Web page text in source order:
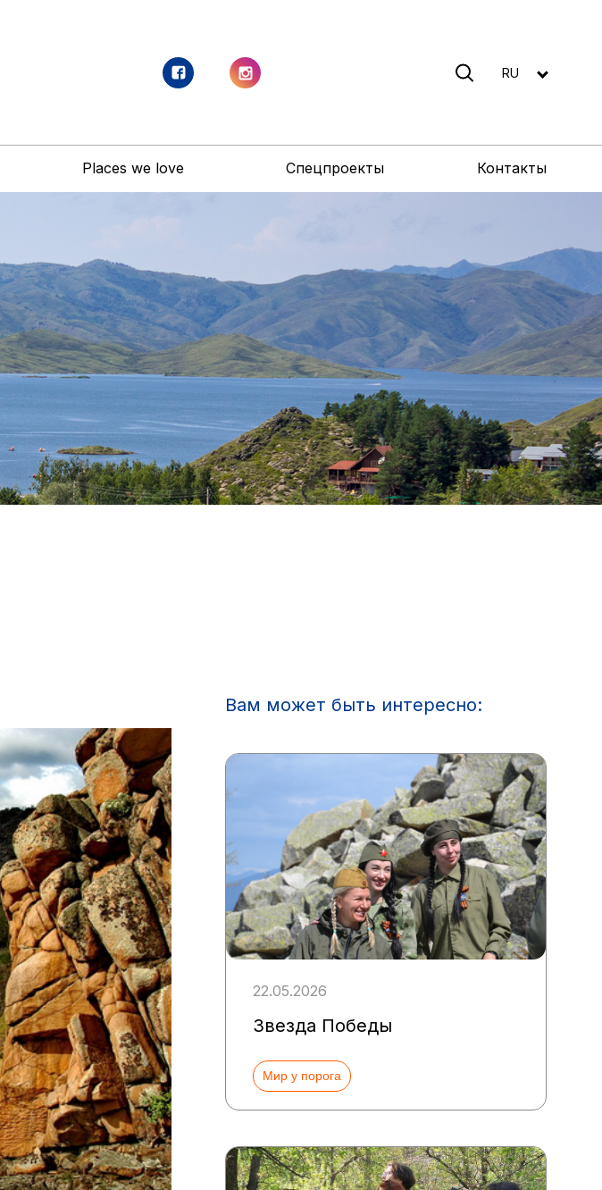
RU
Places we love Спецпроекты Контакты
Вам может быть интересно:
22.05.2026
Звезда Победы
Мир у порога